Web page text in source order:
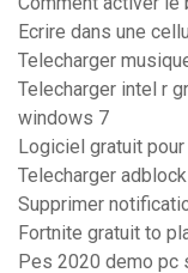
Ecrire dans une
Telecharger
Telecharger intel r
windows 7
Logiciel gratuit
Telecharger
Supprimer
Fortnite gratuit to
Pes 2020 demo pc